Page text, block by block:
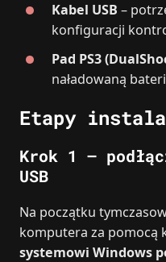
Kabel USB –
konfiguracji
Pad PS3
naładowaną
Etapy
Krok 1 –
USB
Na początku
komputera za pomocą
systemowi Windows